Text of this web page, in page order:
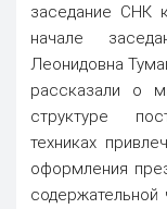
заседание СНК
начале
Леонидовна
рассказали о
структуре
техниках
оформления